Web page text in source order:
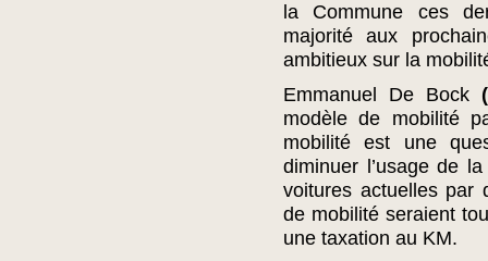
la Commune ces
majorité aux
ambitieux sur la
Emmanuel De Bock
modèle de mobilité
mobilité est une
diminuer l’usage de
voitures actuelles par
de mobilité seraient
une taxation au KM.